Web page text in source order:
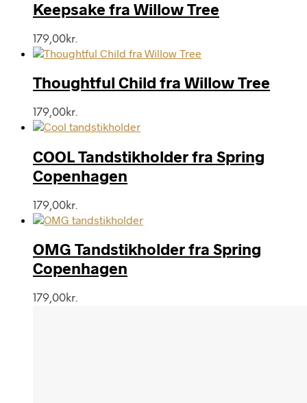
Keepsake fra Willow Tree
179,00kr.
Thoughtful Child fra Willow Tree
179,00kr.
COOL Tandstikholder fra Spring
Copenhagen
179,00kr.
OMG Tandstikholder fra Spring
Copenhagen
179,00kr.